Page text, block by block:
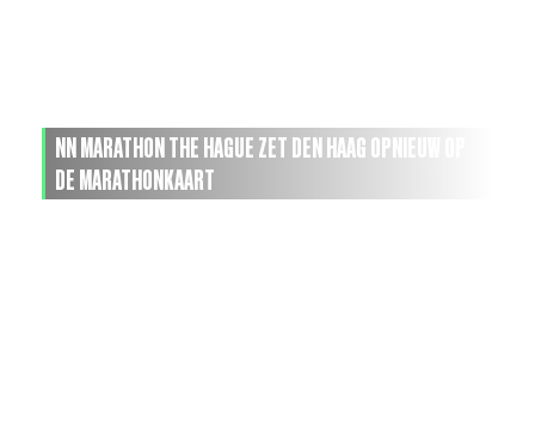
NN MARATHON THE HAGUE ZET DEN HAAG OPNIEUW OP
DE MARATHONKAART